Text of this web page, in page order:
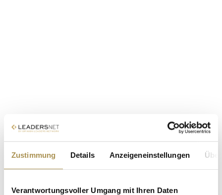
Zustimmung Details Anzeigeneinstellungen
Verantwortungsvoller Umgang mit Ihren Daten